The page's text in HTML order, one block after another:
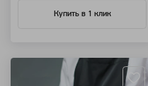
Купить в 1 клик